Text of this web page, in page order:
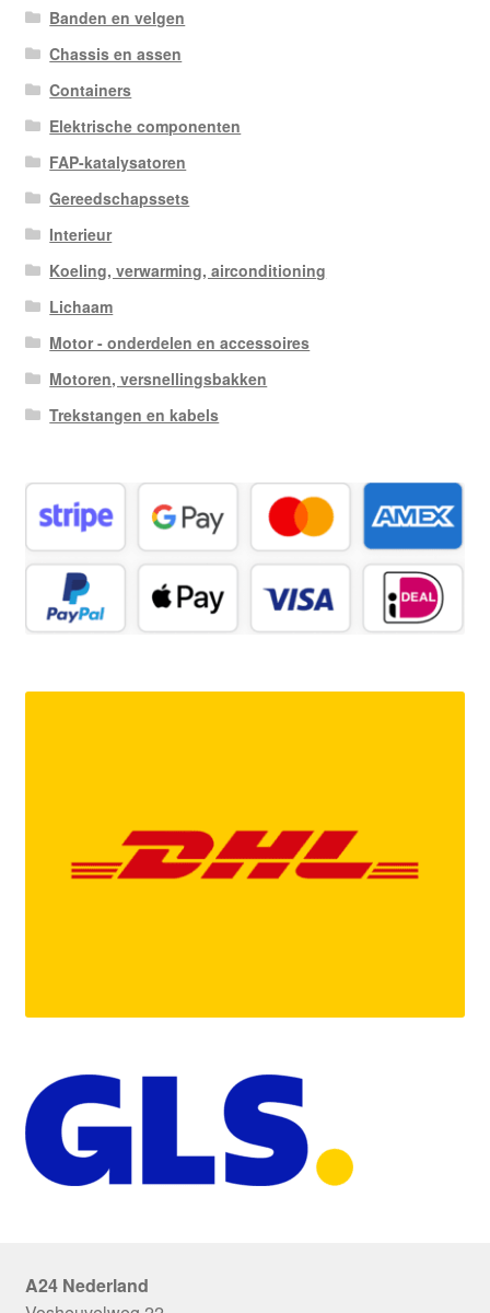
Banden en velgen
Chassis en assen
Containers
Elektrische componenten
FAP-katalysatoren
Gereedschapssets
Interieur
Koeling, verwarming, airconditioning
Lichaam
Motor - onderdelen en accessoires
Motoren, versnellingsbakken
Trekstangen en kabels
A24 Nederland